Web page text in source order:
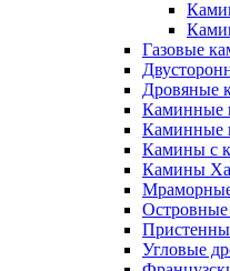
Газовые
Дровяные
Каминные
Каминные
Камины с
Камины
Угловые